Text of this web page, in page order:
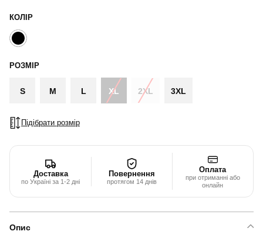
КОЛІР
РОЗМІР
S M L XL 2XL 3XL
Підібрати розмір
Доставка
по Україні за 1-2 дні
Повернення
протягом 14 днів
Оплата
при отриманні або
онлайн
Опис